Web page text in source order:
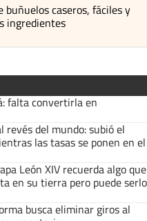
buñuelos caseros, fáciles y
ingredientes
falta convertirla en
revés del mundo: subió el
las tasas se ponen en el
León XIV recuerda algo que
en su tierra pero puede serlo
busca eliminar giros al